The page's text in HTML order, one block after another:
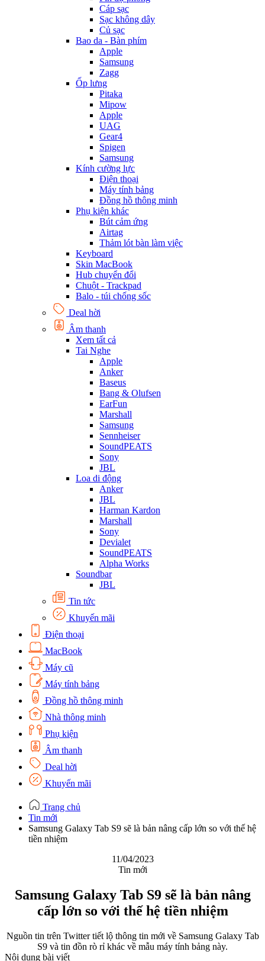
Cáp sạc
Sạc không dây
Củ sạc
Bao da - Bàn phím
Apple
Samsung
Zagg
Ốp lưng
Pitaka
Mipow
Apple
UAG
Gear4
Spigen
Samsung
Kính cường lực
Điện thoại
Máy tính bảng
Đồng hồ thông minh
Phụ kiện khác
Bút cảm ứng
Airtag
Thảm lót bàn làm việc
Keyboard
Skin MacBook
Hub chuyển đổi
Chuột - Trackpad
Balo - túi chống sốc
Deal hời
Âm thanh
Xem tất cả
Tai Nghe
Apple
Anker
Baseus
Bang & Olufsen
EarFun
Marshall
Samsung
Sennheiser
SoundPEATS
Sony
JBL
Loa di động
Anker
JBL
Harman Kardon
Marshall
Sony
Devialet
SoundPEATS
Alpha Works
Soundbar
JBL
Tin tức
Khuyến mãi
Điện thoại
MacBook
Máy cũ
Máy tính bảng
Đồng hồ thông minh
Nhà thông minh
Phụ kiện
Âm thanh
Deal hời
Khuyến mãi
Trang chủ
Tin mới
Samsung Galaxy Tab S9 sẽ là bản nâng cấp lớn so với thế hệ
tiền nhiệm
11/04/2023
Tin mới
Samsung Galaxy Tab S9 sẽ là bản nâng
cấp lớn so với thế hệ tiền nhiệm
Nguồn tin trên Twitter tiết lộ thông tin mới về Samsung Galaxy Tab
S9 và tin đồn rò rỉ khác về mẫu máy tính bảng này.
Nội dung bài viết